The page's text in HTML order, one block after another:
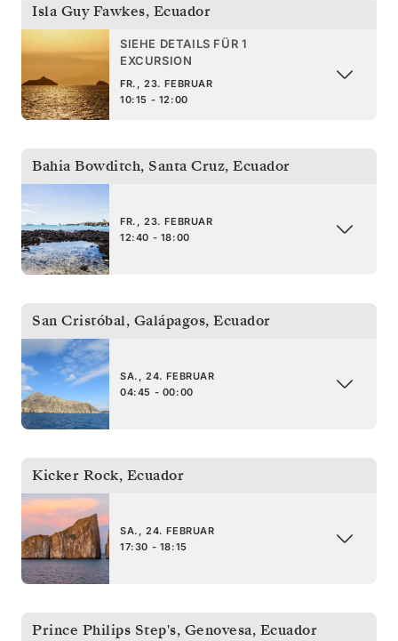
Isla Guy Fawkes, Ecuador
SIEHE DETAILS FÜR 1
EXCURSION
FR., 23. FEBRUAR
10:15 - 12:00
Bahia Bowditch, Santa Cruz, Ecuador
FR., 23. FEBRUAR
12:40 - 18:00
San Cristóbal, Galápagos, Ecuador
SA., 24. FEBRUAR
04:45 - 00:00
Kicker Rock, Ecuador
SA., 24. FEBRUAR
17:30 - 18:15
Prince Philips Step's, Genovesa, Ecuador